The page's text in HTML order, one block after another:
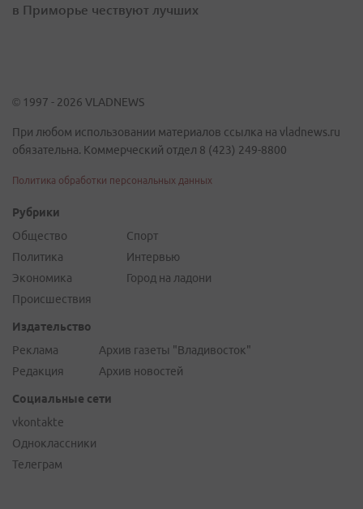
в Приморье чествуют лучших
© 1997 - 2026 VLADNEWS
При любом использовании материалов ссылка на vladnews.ru
обязательна. Коммерческий отдел 8 (423) 249-8800
Политика обработки персональных данных
Рубрики
Общество
Политика
Экономика
Происшествия
Спорт
Интервью
Город на ладони
Издательство
Реклама
Редакция
Архив газеты "Владивосток"
Архив новостей
Социальные сети
vkontakte
Одноклассники
Телеграм